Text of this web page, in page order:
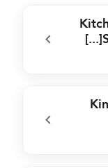
undefined